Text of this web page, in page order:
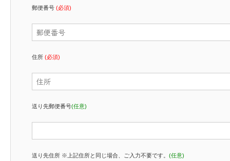
郵便番号 (必須)
住所 (必須)
送り先郵便番号(任意)
送り先住所 ※上記住所と同じ場合、ご入力不要です。 (任意)